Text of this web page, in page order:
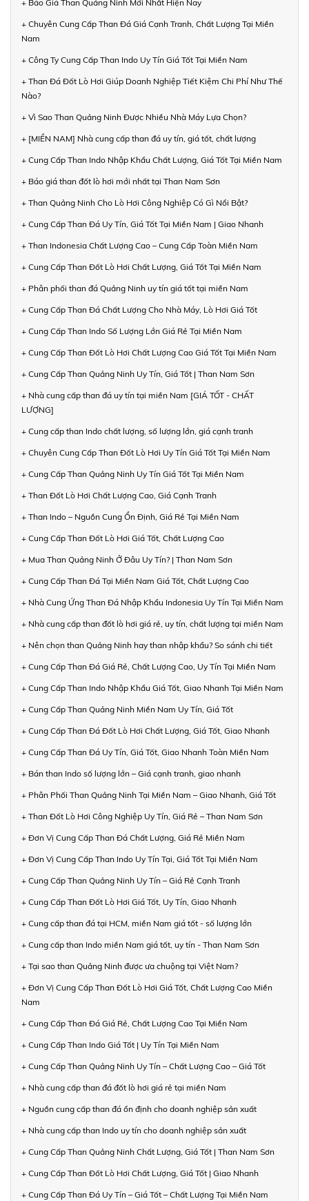
+ Báo Giá Than Quảng Ninh Mới Nhất Hiện Nay
+ Chuyên Cung Cấp Than Đá Giá Cạnh Tranh, Chất Lượng Tại Miền
Nam
+ Công Ty Cung Cấp Than Indo Uy Tín Giá Tốt Tại Miền Nam
+ Than Đá Đốt Lò Hơi Giúp Doanh Nghiệp Tiết Kiệm Chi Phí Như Thế
Nào?
+ Vì Sao Than Quảng Ninh Được Nhiều Nhà Máy Lựa Chọn?
+ [MIỀN NAM] Nhà cung cấp than đá uy tín, giá tốt, chất lượng
+ Cung Cấp Than Indo Nhập Khẩu Chất Lượng, Giá Tốt Tại Miền Nam
+ Báo giá than đốt lò hơi mới nhất tại Than Nam Sơn
+ Than Quảng Ninh Cho Lò Hơi Công Nghiệp Có Gì Nổi Bật?
+ Cung Cấp Than Đá Uy Tín, Giá Tốt Tại Miền Nam | Giao Nhanh
+ Than Indonesia Chất Lượng Cao – Cung Cấp Toàn Miền Nam
+ Cung Cấp Than Đốt Lò Hơi Chất Lượng, Giá Tốt Tại Miền Nam
+ Phân phối than đá Quảng Ninh uy tín giá tốt tại miền Nam
+ Cung Cấp Than Đá Chất Lượng Cho Nhà Máy, Lò Hơi Giá Tốt
+ Cung Cấp Than Indo Số Lượng Lớn Giá Rẻ Tại Miền Nam
+ Cung Cấp Than Đốt Lò Hơi Chất Lượng Cao Giá Tốt Tại Miền Nam
+ Cung Cấp Than Quảng Ninh Uy Tín, Giá Tốt | Than Nam Sơn
+ Nhà cung cấp than đá uy tín tại miền Nam [GIÁ TỐT - CHẤT
LƯỢNG]
+ Cung cấp than Indo chất lượng, số lượng lớn, giá cạnh tranh
+ Chuyên Cung Cấp Than Đốt Lò Hơi Uy Tín Giá Tốt Tại Miền Nam
+ Cung Cấp Than Quảng Ninh Uy Tín Giá Tốt Tại Miền Nam
+ Than Đốt Lò Hơi Chất Lượng Cao, Giá Cạnh Tranh
+ Than Indo – Nguồn Cung Ổn Định, Giá Rẻ Tại Miền Nam
+ Cung Cấp Than Đốt Lò Hơi Giá Tốt, Chất Lượng Cao
+ Mua Than Quảng Ninh Ở Đâu Uy Tín? | Than Nam Sơn
+ Cung Cấp Than Đá Tại Miền Nam Giá Tốt, Chất Lượng Cao
+ Nhà Cung Ứng Than Đá Nhập Khẩu Indonesia Uy Tín Tại Miền Nam
+ Nhà cung cấp than đốt lò hơi giá rẻ, uy tín, chất lượng tại miền Nam
+ Nên chọn than Quảng Ninh hay than nhập khẩu? So sánh chi tiết
+ Cung Cấp Than Đá Giá Rẻ, Chất Lượng Cao, Uy Tín Tại Miền Nam
+ Cung Cấp Than Indo Nhập Khẩu Giá Tốt, Giao Nhanh Tại Miền Nam
+ Cung Cấp Than Quảng Ninh Miền Nam Uy Tín, Giá Tốt
+ Cung Cấp Than Đá Đốt Lò Hơi Chất Lượng, Giá Tốt, Giao Nhanh
+ Cung Cấp Than Đá Uy Tín, Giá Tốt, Giao Nhanh Toàn Miền Nam
+ Bán than Indo số lượng lớn – Giá cạnh tranh, giao nhanh
+ Phân Phối Than Quảng Ninh Tại Miền Nam – Giao Nhanh, Giá Tốt
+ Than Đốt Lò Hơi Công Nghiệp Uy Tín, Giá Rẻ – Than Nam Sơn
+ Đơn Vị Cung Cấp Than Đá Chất Lượng, Giá Rẻ Miền Nam
+ Đơn Vị Cung Cấp Than Indo Uy Tín Tại, Giá Tốt Tại Miền Nam
+ Cung Cấp Than Quảng Ninh Uy Tín – Giá Rẻ Cạnh Tranh
+ Cung Cấp Than Đốt Lò Hơi Giá Tốt, Uy Tín, Giao Nhanh
+ Cung cấp than đá tại HCM, miền Nam giá tốt - số lượng lớn
+ Cung cấp than Indo miền Nam giá tốt, uy tín - Than Nam Sơn
+ Tại sao than Quảng Ninh được ưa chuộng tại Việt Nam?
+ Đơn Vị Cung Cấp Than Đốt Lò Hơi Giá Tốt, Chất Lượng Cao Miền
Nam
+ Cung Cấp Than Đá Giá Rẻ, Chất Lượng Cao Tại Miền Nam
+ Cung Cấp Than Indo Giá Tốt | Uy Tín Tại Miền Nam
+ Cung Cấp Than Quảng Ninh Uy Tín – Chất Lượng Cao – Giá Tốt
+ Nhà cung cấp than đá đốt lò hơi giá rẻ tại miền Nam
+ Nguồn cung cấp than đá ổn định cho doanh nghiệp sản xuất
+ Nhà cung cấp than Indo uy tín cho doanh nghiệp sản xuất
+ Cung Cấp Than Quảng Ninh Chất Lượng, Giá Tốt | Than Nam Sơn
+ Cung Cấp Than Đốt Lò Hơi Chất Lượng, Giá Tốt | Giao Nhanh
+ Cung Cấp Than Đá Uy Tín – Giá Tốt – Chất Lượng Tại Miền Nam